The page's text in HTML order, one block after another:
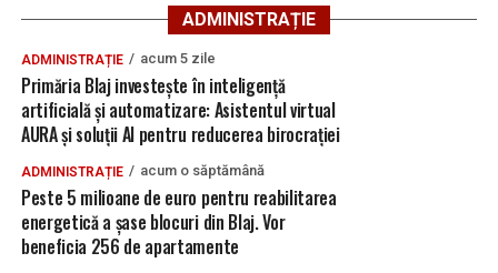
ADMINISTRAȚIE
ADMINISTRAȚIE acum 5 zile
Primăria Blaj investește în inteligență
artificială și automatizare: Asistentul virtual
AURA și soluții AI pentru reducerea birocrației
ADMINISTRAȚIE acum o săptămână
Peste 5 milioane de euro pentru reabilitarea
energetică a șase blocuri din Blaj. Vor
beneficia 256 de apartamente